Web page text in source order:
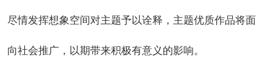
尽情发挥想象空间对主题予以诠释，主题优质作品将面
向社会推广，以期带来积极有意义的影响。